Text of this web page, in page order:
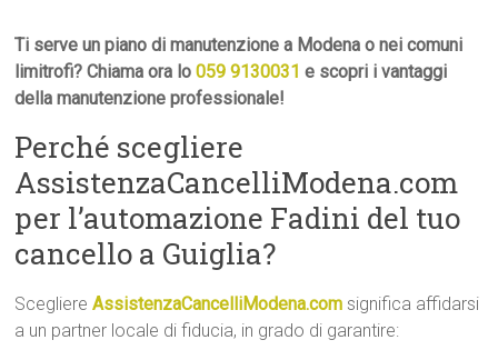
Ti serve un piano di manutenzione a Modena o nei comuni
limitrofi? Chiama ora lo059 9130031 e scopri i vantaggi
della manutenzione professionale!
Perché scegliere
AssistenzaCancelliModena.com
per l’automazione Fadini del tuo
cancello a Guiglia?
ScegliereAssistenzaCancelliModena.com significa affidarsi
a un partner locale di fiducia, in grado di garantire: